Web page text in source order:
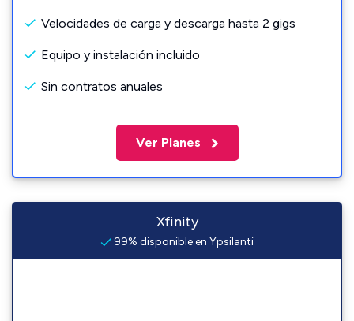
Velocidades de carga y descarga hasta 2 gigs
Equipo y instalación incluido
Sin contratos anuales
Ver Planes
Xfinity
99% disponible en Ypsilanti